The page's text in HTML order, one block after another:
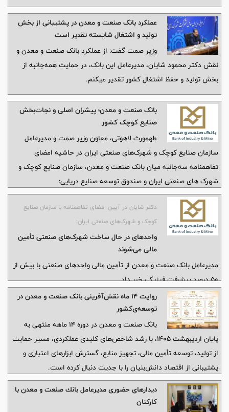
عملکرد بانک صنعت و معدن در پشتیبانی از بخش
تولید و اشتغال شایسته تقدیر است
وزیر صمت گفت: از عملکرد بانک صنعت و معدن و
نقش دکتر محمود شایان، مدیرعامل این بانک، در حمایت همه‌جانبه از
بخش تولید و حفظ اشتغال کشور تقدیر میکنم.
بانک صنعت و معدن؛ پیشران اصلی و نجات‌بخش
صنایع کوچک کشور
طهمورث لاهوتی، معاون وزیر صمت و مدیرعامل
سازمان صنایع کوچک و شهرک‌های صنعتی ایران در حاشیه امضای
تفاهمنامه سه‌جانبه میان بانک صنعت و معدن، سازمان صنایع کوچک و
شهرک‌ های صنعتی ایران و صندوق توسعه صنایع دریایی:
دکتر شایان در آیین امضای تفاهمنامه با سازمان صنایع
کوچک و شهرک‌های صنعتی ایران:
واحدهای در حال ساخت شهرک‌های صنعتی تأمین
مالی می‌شوند
مدیرعامل بانک صنعت و معدن از تأمین مالی واحدهای صنعتی با بیش از
۵۰ درصد پیشرفت فیزیکی خبر داد.
روایت ۱۴ ماه نقش‌آفرینی بانک صنعت و معدن در
توسعه‌‌ی‌کشور
بانک صنعت و معدن در دوره ۱۴ ماهه منتهی به
پایان اردیبهشت ۱۴۰۵، با رشد شاخص‌های کلیدی عملکردی، مسیر حمایت
از تولید، توسعه تأمین مالی، تجهیز منابع، گسترش ابزارهای اعتباری و
پشتیبانی از اقتصاد دانش‌بنیان را با جدیت دنبال کرده است.
دیدارهای حضوری مدیرعامل بانك صنعت و معدن با
كاركنان